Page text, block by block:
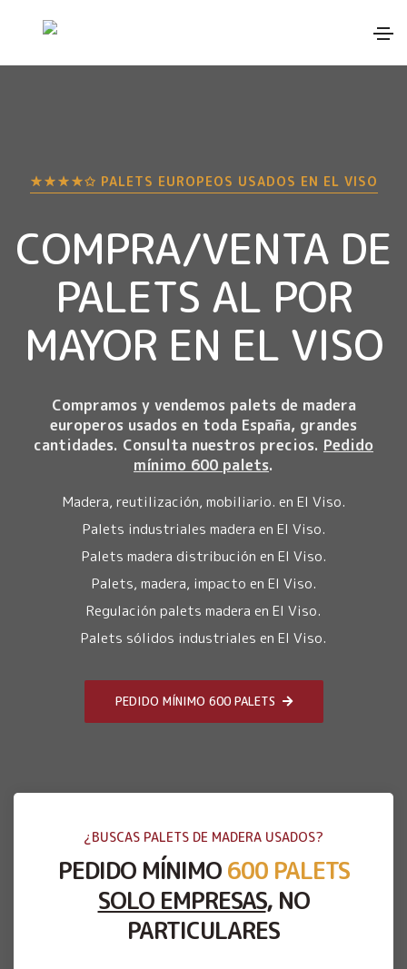
★★★★✩ PALETS EUROPEOS USADOS EN EL VISO
COMPRA/VENTA DE
PALETS AL POR
MAYOR EN EL VISO
Compramos y vendemos palets de madera
europeros usados en toda España, grandes
cantidades. Consulta nuestros precios. Pedido
mínimo 600 palets.
Madera, reutilización, mobiliario. en El Viso.
Palets industriales madera en El Viso.
Palets madera distribución en El Viso.
Palets, madera, impacto en El Viso.
Regulación palets madera en El Viso.
Palets sólidos industriales en El Viso.
PEDIDO MÍNIMO 600 PALETS
¿BUSCAS PALETS DE MADERA USADOS?
PEDIDO MÍNIMO 600 PALETS
SOLO EMPRESAS, NO
PARTICULARES